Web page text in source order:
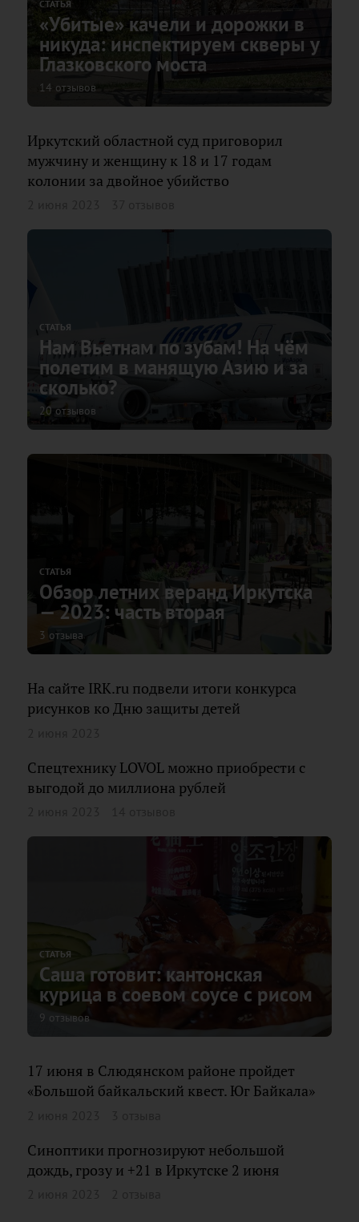
СТАТЬЯ
«Убитые» качели и дорожки в
никуда: инспектируем скверы у
Глазковского моста
14 отзывов
Иркутский областной суд приговорил
мужчину и женщину к 18 и 17 годам
колонии за двойное убийство
СТАТЬЯ
Нам Вьетнам по зубам! На чём
полетим в манящую Азию и за
сколько?
20 отзывов
СТАТЬЯ
Обзор летних веранд Иркутска
— 2023: часть вторая
3 отзыва
На сайте IRK.ru подвели итоги конкурса
рисунков ко Дню защиты детей
Спецтехнику LOVOL можно приобрести с
выгодой до миллиона рублей
СТАТЬЯ
Саша готовит: кантонская
курица в соевом соусе с рисом
9 отзывов
17 июня в Слюдянском районе пройдет
«Большой байкальский квест. Юг Байкала»
Синоптики прогнозируют небольшой
дождь, грозу и +21 в Иркутске 2 июня